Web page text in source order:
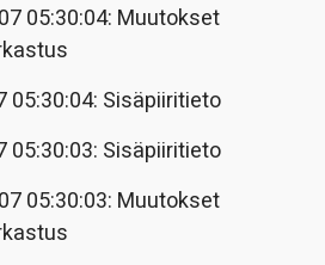
05:30:04: Muutokset
05:30:04: Sisäpiiritieto
05:30:03: Sisäpiiritieto
05:30:03: Muutokset